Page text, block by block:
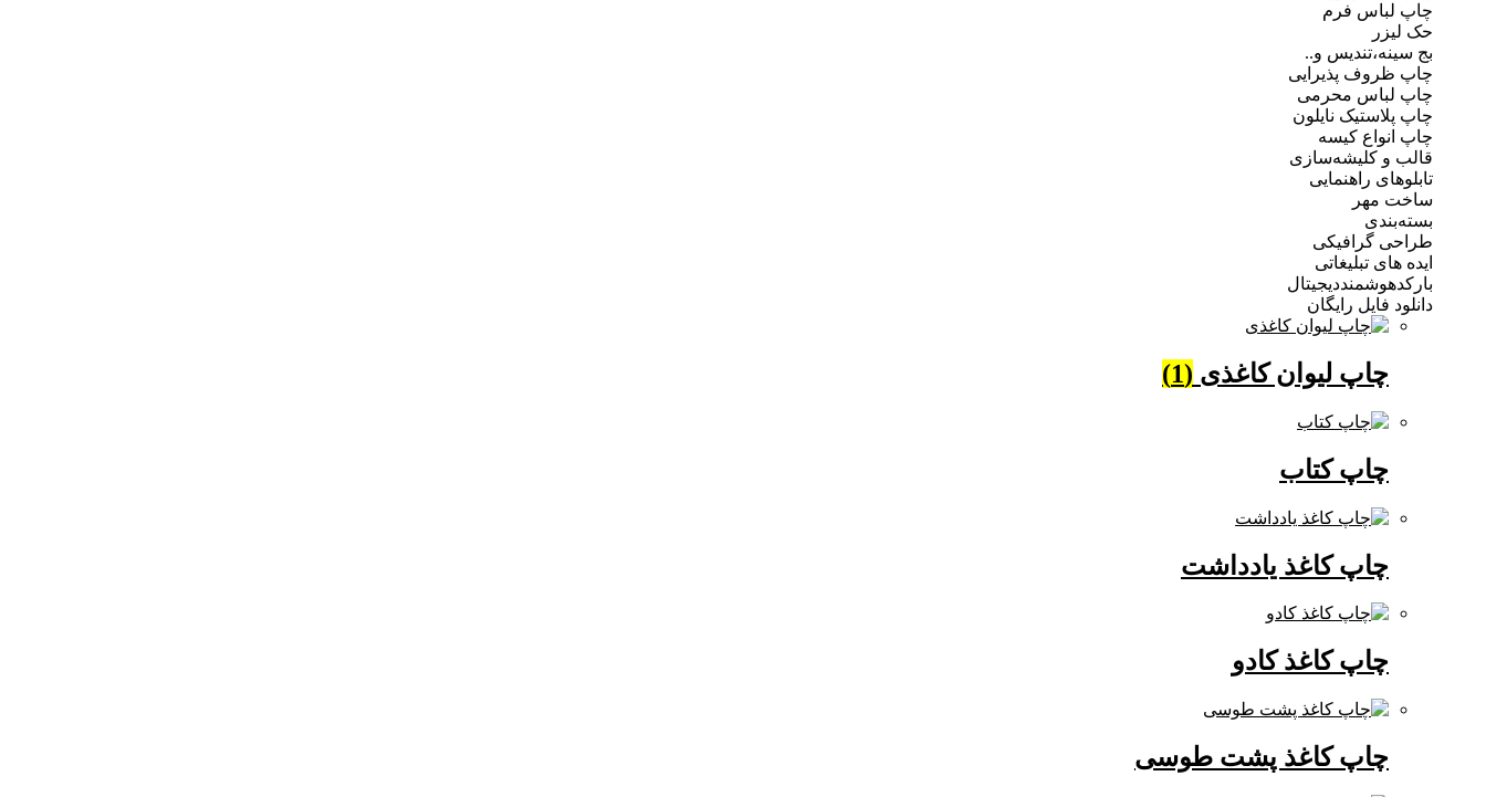
چاپ لباس فرم
حک لیزر
بج سینه،تندیس و..
چاپ ظروف پذیرایی
چاپ لباس محرمی
چاپ پلاستیک نایلون
چاپ انواع کیسه
قالب و کلیشه‌سازی
تابلوهای راهنمایی
ساخت مهر
بسته‌بندی
طراحی گرافیکی
ایده های تبلیغاتی
بارکدهوشمنددیجیتال
دانلود فایل رایگان
چاپ لیوان کاغذی (1)
چاپ کتاب
چاپ کاغذ یادداشت
چاپ کاغذ کادو
چاپ کاغذ پشت طوسی